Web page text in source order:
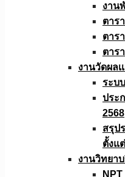
งาน
ตาร
ตาร
ตาร
งานวัดผลเ
ระบ
ประ
2568
สรุป
ตั้งแ
งานวิทยา